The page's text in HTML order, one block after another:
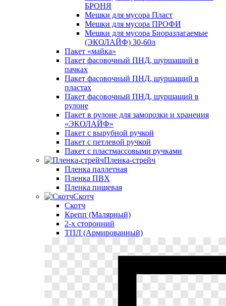
БРОНЯ
Мешки для мусора Пласт
Мешки для мусора ПРОФИ
Мешки для мусора Биоразлагаемые
(ЭКОЛАЙФ) 30-60л
Пакет «майка»
Пакет фасовочный ПНД, шуршащий в
пачках
Пакет фасовочный ПНД, шуршащий в
пластах
Пакет фасовочный ПНД, шуршащий в
рулоне
Пакет в рулоне для заморозки и хранения
«ЭКОЛАЙФ»
Пакет с вырубной ручкой
Пакет с петлевой ручкой
Пакет с пластмассовыми ручками
Пленка-стрейч
Пленка паллетная
Пленка ПВХ
Пленка пищевая
Скотч
Скотч
Крепп (Малярный)
2-х сторонний
ТПЛ (Армированный)